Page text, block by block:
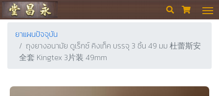
ร้านขายยา ย่งเชียงตึ๊ง  
ยาแผนปัจจุบัน
ถุงยางอนามัย ดูเร็กซ์ คิงเท็ค บรรจุ 3 ชิ้น 49 มม 杜蕾斯安
全套 Kingtex 3片装 49mm